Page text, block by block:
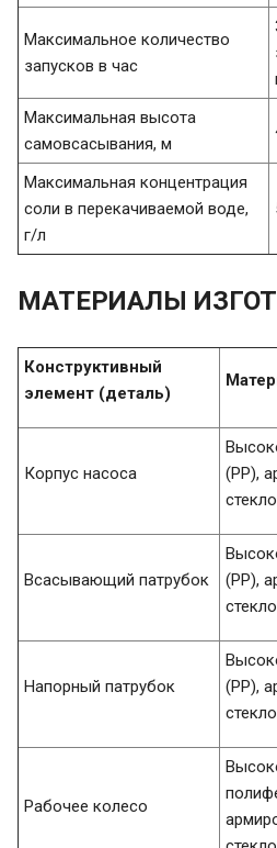
Максимальное количество
запусков в час
Максимальная высота
самовсасывания, м
Максимальная концентрация
соли в перекачиваемой воде,
г/л
МАТЕРИАЛЫ
Конструктивный
элемент (деталь)
Корпус насоса
(PP),
Всасывающий патрубок
(PP),
Напорный патрубок
(PP),
Рабочее колесо